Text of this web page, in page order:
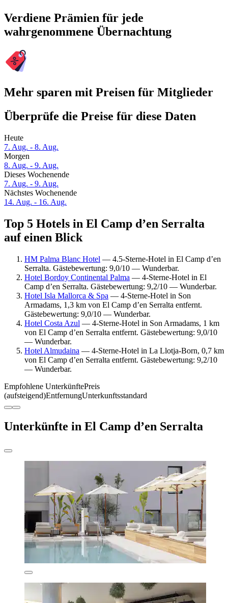
Verdiene Prämien für jede
wahrgenommene Übernachtung
Mehr sparen mit Preisen für Mitglieder
Überprüfe die Preise für diese Daten
Heute
7. Aug. - 8. Aug.
Morgen
8. Aug. - 9. Aug.
Dieses Wochenende
7. Aug. - 9. Aug.
Nächstes Wochenende
14. Aug. - 16. Aug.
Top 5 Hotels in El Camp d’en Serralta
auf einen Blick
HM Palma Blanc Hotel — 4.5-Sterne-Hotel in El Camp d’en
Serralta. Gästebewertung: 9,0/10 — Wunderbar.
Hotel Bordoy Continental Palma — 4-Sterne-Hotel in El
Camp d’en Serralta. Gästebewertung: 9,2/10 — Wunderbar.
Hotel Isla Mallorca & Spa — 4-Sterne-Hotel in Son
Armadams, 1,3 km von El Camp d’en Serralta entfernt.
Gästebewertung: 9,0/10 — Wunderbar.
Hotel Costa Azul — 4-Sterne-Hotel in Son Armadams, 1 km
von El Camp d’en Serralta entfernt. Gästebewertung: 9,0/10
— Wunderbar.
Hotel Almudaina — 4-Sterne-Hotel in La Llotja-Born, 0,7 km
von El Camp d’en Serralta entfernt. Gästebewertung: 9,2/10
— Wunderbar.
Empfohlene UnterkünftePreis
(aufsteigend)EntfernungUnterkunftsstandard
Unterkünfte in El Camp d’en Serralta